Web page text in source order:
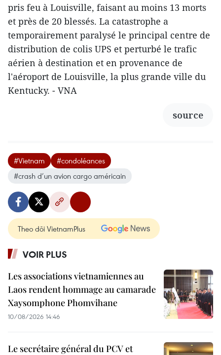
pris feu à Louisville, faisant au moins 13 morts
et près de 20 blessés. La catastrophe a
temporairement paralysé le principal centre de
distribution de colis UPS et perturbé le trafic
aérien à destination et en provenance de
l'aéroport de Louisville, la plus grande ville du
Kentucky. - VNA
source
#Vietnam
#condoléances
#crash d’un avion cargo américain
Theo dõi VietnamPlus
VOIR PLUS
Les associations vietnamiennes au
Laos rendent hommage au camarade
Xaysomphone Phomvihane
10/08/2026 14:46
Le secrétaire général du PCV et